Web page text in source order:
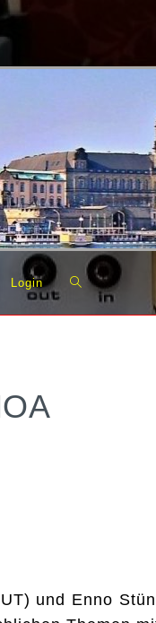
Login Website-
Suche
umschalten
und Enno